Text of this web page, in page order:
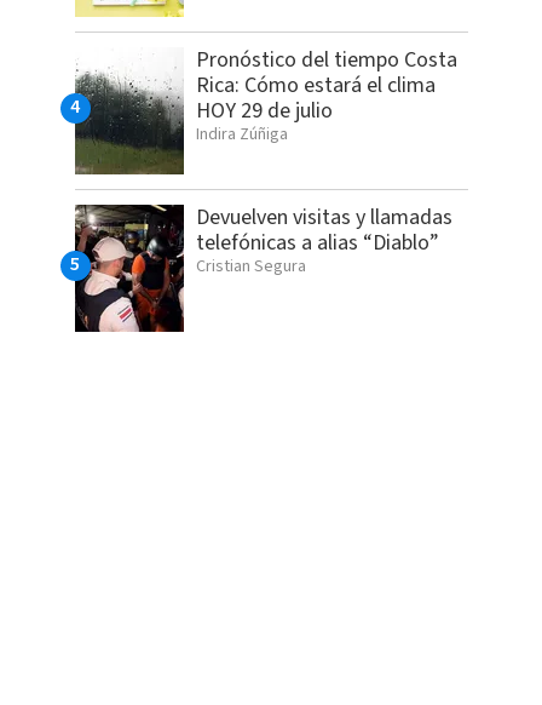
Pronóstico del tiempo Costa
Rica: Cómo estará el clima
HOY 29 de julio
Indira Zúñiga
Devuelven visitas y llamadas
telefónicas a alias “Diablo”
Cristian Segura